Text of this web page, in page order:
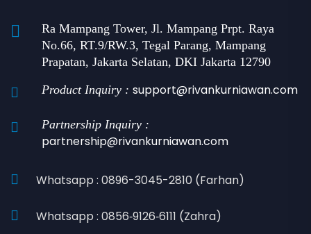
Ra Mampang Tower, Jl. Mampang Prpt. Raya
No.66, RT.9/RW.3, Tegal Parang, Mampang
Prapatan, Jakarta Selatan, DKI Jakarta 12790
Product Inquiry : support@rivankurniawan.com
Partnership Inquiry :
partnership@rivankurniawan.com
Whatsapp : 0896-3045-2810 (Farhan)
Whatsapp : 0856‑9126‑6111 (Zahra)